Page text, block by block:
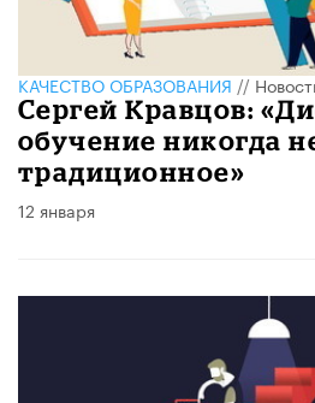
КАЧЕСТВО ОБРАЗОВАНИЯ//
Сергей Кравцов:
обучение никогда
традиционное»
12 января